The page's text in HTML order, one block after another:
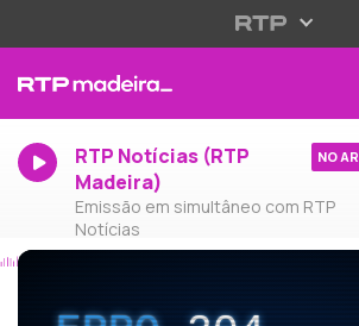
RTP Notícias (RTP
Madeira)
Emissão em simultâneo com RTP
Notícias
NO AR